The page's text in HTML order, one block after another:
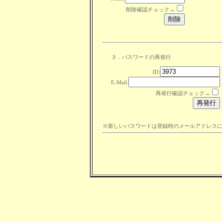
削除確認チェック→
３．パスワードの再発行
ID:
E-Mail:
再発行確認チェック→
※新しいパスワードは登録時のメールアドレス